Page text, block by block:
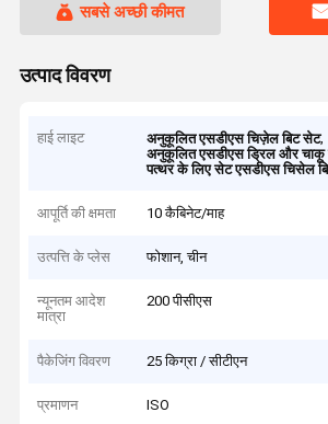
सबसे अच्छी कीमत
उत्पाद विवरण
हाई लाइट अनुकूलित एसडीएस चिज़ेल बिट सेट,
अनुकूलित एसडीएस ड्रिल और
पत्थर के लिए सेट एसडीएस चिसेल
आपूर्ति की क्षमता 10 कैबिनेट/माह
उत्पत्ति के प्लेस फोशान, चीन
न्यूनतम आदेश
मात्रा
200 पीसीएस
पैकेजिंग विवरण 25 किग्रा / सीटीएन
प्रमाणन ISO